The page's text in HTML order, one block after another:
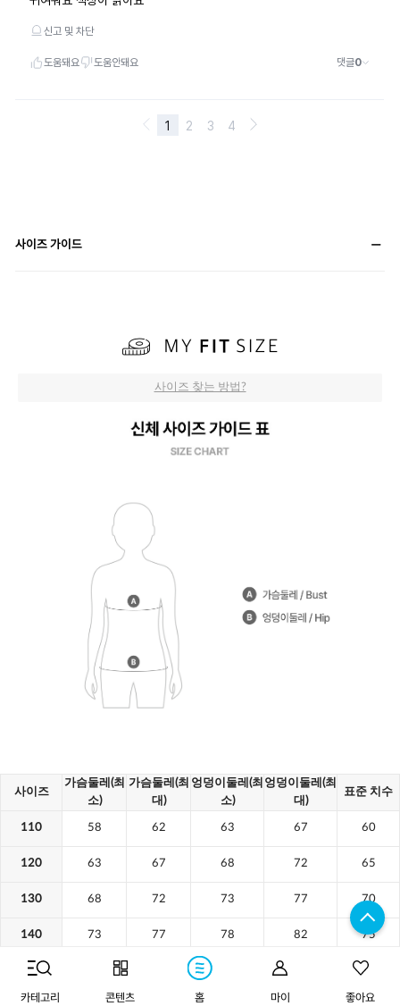
사이즈 가이드
카테고리 콘텐츠 홈 마이 좋아요